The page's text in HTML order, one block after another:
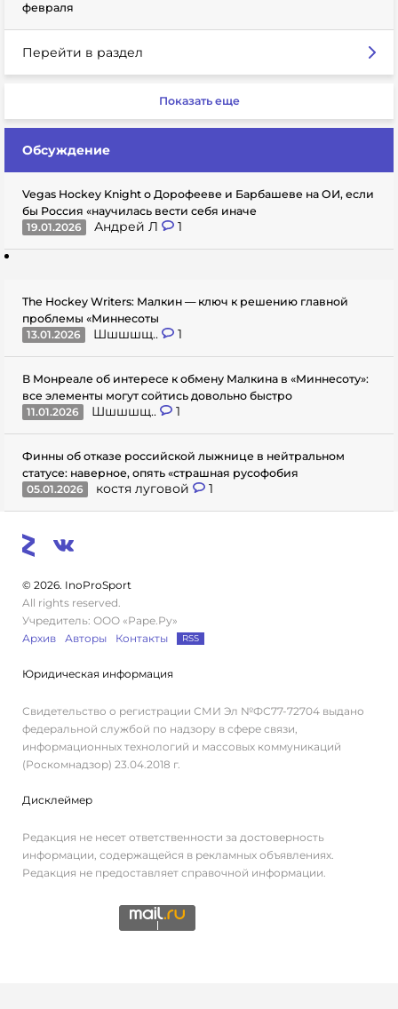
февраля
Перейти в раздел
Показать еще
Обсуждение
Vegas Hockey Knight о Дорофееве и Барбашеве на ОИ, если
бы Россия «научилась вести себя иначе
19.01.2026
Андрей Л 1
The Hockey Writers: Малкин — ключ к решению главной
проблемы «Миннесоты
13.01.2026
Шшшшщ.. 1
В Монреале об интересе к обмену Малкина в «Миннесоту»:
все элементы могут сойтись довольно быстро
11.01.2026
Шшшшщ.. 1
Финны об отказе российской лыжнице в нейтральном
статусе: наверное, опять «страшная русофобия
05.01.2026
костя луговой 1
© 2026. InoProSport
All rights reserved.
Учредитель: ООО «Раре.Ру»
Архив
Авторы Контакты RSS
Юридическая информация
Свидетельство о регистрации СМИ Эл №ФС77-72704 выдано
федеральной службой по надзору в сфере связи,
информационных технологий и массовых коммуникаций
(Роскомнадзор) 23.04.2018 г.
Дисклеймер
Редакция не несет ответственности за достоверность
информации, содержащейся в рекламных объявлениях.
Редакция не предоставляет справочной информации.